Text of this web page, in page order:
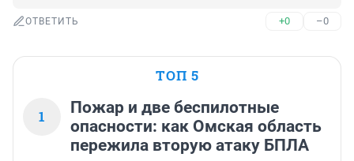
ОТВЕТИТЬ +0 –0
ТОП 5
1
Пожар и две беспилотные
опасности: как Омская область
пережила вторую атаку БПЛА